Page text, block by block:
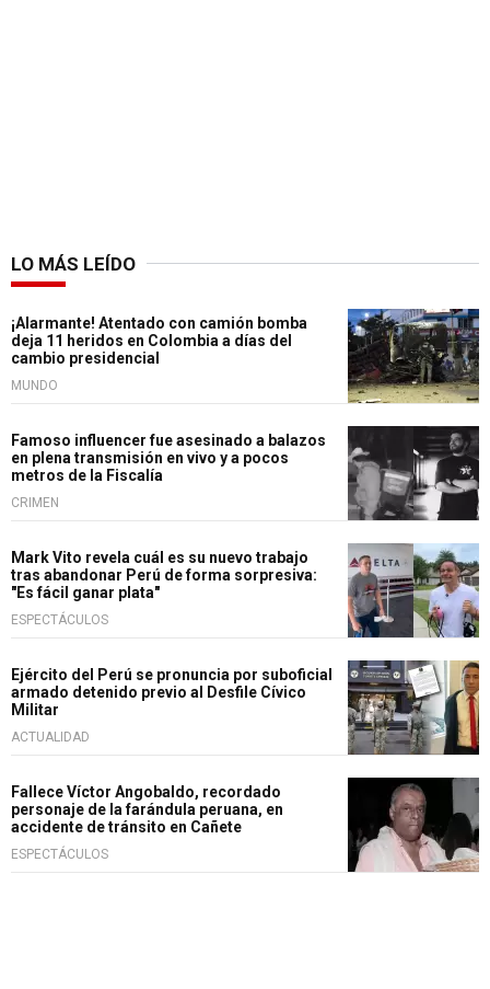
LO MÁS LEÍDO
¡Alarmante! Atentado con camión bomba
deja 11 heridos en Colombia a días del
cambio presidencial
MUNDO
Famoso influencer fue asesinado a balazos
en plena transmisión en vivo y a pocos
metros de la Fiscalía
CRIMEN
Mark Vito revela cuál es su nuevo trabajo
tras abandonar Perú de forma sorpresiva:
"Es fácil ganar plata"
ESPECTÁCULOS
Ejército del Perú se pronuncia por suboficial
armado detenido previo al Desfile Cívico
Militar
ACTUALIDAD
Fallece Víctor Angobaldo, recordado
personaje de la farándula peruana, en
accidente de tránsito en Cañete
ESPECTÁCULOS